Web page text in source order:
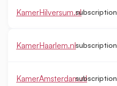
KamerHilversum.nlsubscription
KamerHaarlem.nlsubscription
KamerAmsterdam.nlsubscription